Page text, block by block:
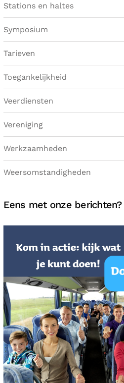
Stations en haltes
Symposium
Tarieven
Toegankelijkheid
Veerdiensten
Vereniging
Werkzaamheden
Weersomstandigheden
Eens met onze berichten?